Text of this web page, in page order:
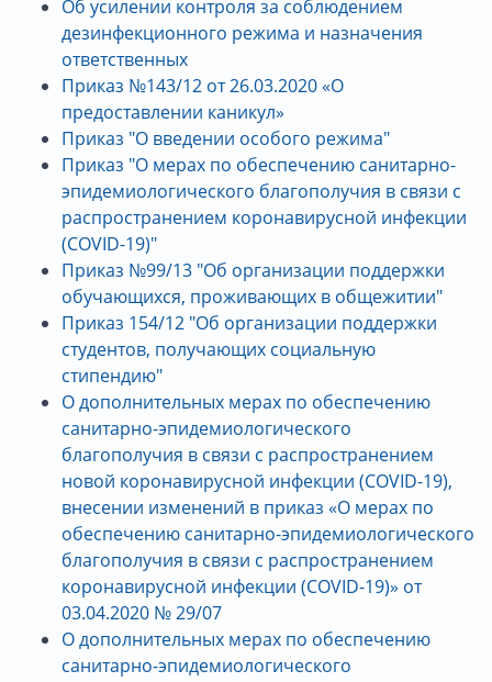
Об усилении контроля за соблюдением
дезинфекционного режима и назначения
ответственных
Приказ №143/12 от 26.03.2020 «О
предоставлении каникул»
Приказ "О введении особого режима"
Приказ "О мерах по обеспечению санитарно-
эпидемиологического благополучия в связи с
распространением коронавирусной инфекции
(COVID-19)"
Приказ №99/13 "Об организации поддержки
обучающихся, проживающих в общежитии"
Приказ 154/12 "Об организации поддержки
студентов, получающих социальную
стипендию"
О дополнительных мерах по обеспечению
санитарно-эпидемиологического
благополучия в связи с распространением
новой коронавирусной инфекции (COVID-19),
внесении изменений в приказ «О мерах по
обеспечению санитарно-эпидемиологического
благополучия в связи с распространением
коронавирусной инфекции (COVID-19)» от
03.04.2020 № 29/07
О дополнительных мерах по обеспечению
санитарно-эпидемиологического